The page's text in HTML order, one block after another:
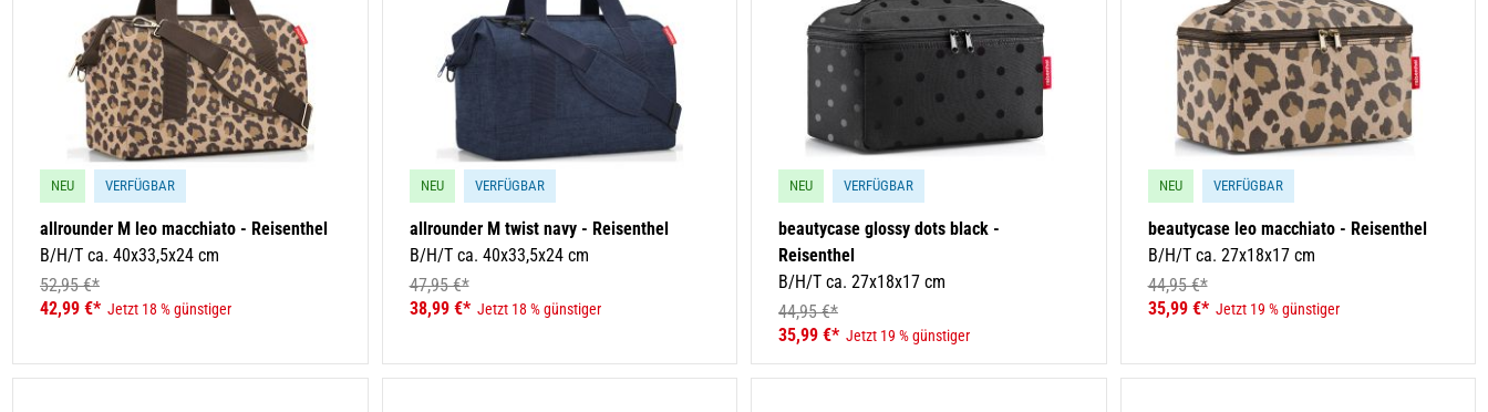
NEU VERFÜGBAR
allrounder M leo macchiato - Reisenthel
B/H/T ca. 40x33,5x24 cm
52,95 €*
42,99 €* Jetzt 18 % günstiger
NEU VERFÜGBAR
allrounder M twist navy - Reisenthel
B/H/T ca. 40x33,5x24 cm
47,95 €*
38,99 €* Jetzt 18 % günstiger
NEU VERFÜGBAR
beautycase glossy dots black -
Reisenthel
B/H/T ca. 27x18x17 cm
44,95 €*
35,99 €* Jetzt 19 % günstiger
NEU VERFÜGBAR
beautycase leo macchiato - Reisenthel
B/H/T ca. 27x18x17 cm
44,95 €*
35,99 €* Jetzt 19 % günstiger